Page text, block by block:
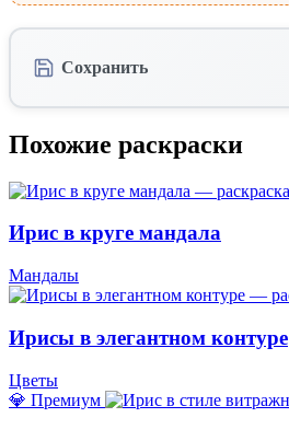
Сохранить
Похожие раскраски
Ирис в круге мандала
Мандалы
Ирисы в элегантном контуре
Цветы
💎 Премиум